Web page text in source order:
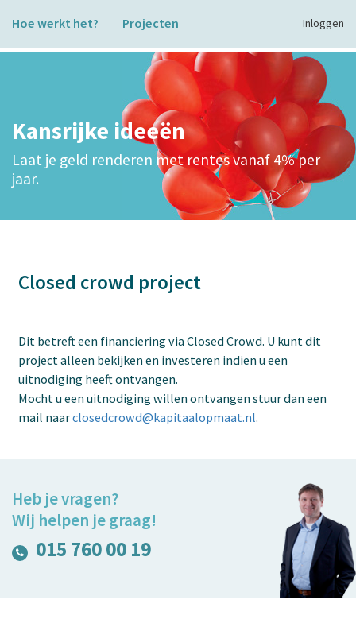
Hoe werkt het? Projecten Inloggen
Kansrijke ideeën
Laat je geld renderen met rentes vanaf 4% per
jaar.
Closed crowd project
Dit betreft een financiering via Closed Crowd. U kunt dit
project alleen bekijken en investeren indien u een
uitnodiging heeft ontvangen.
Mocht u een uitnodiging willen ontvangen stuur dan een
mail naarclosedcrowd@kapitaalopmaat.nl.
Heb je vragen?
Wij helpen je graag!
015 760 00 19